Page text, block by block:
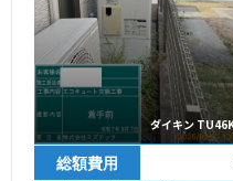
ダイキン
総額費用